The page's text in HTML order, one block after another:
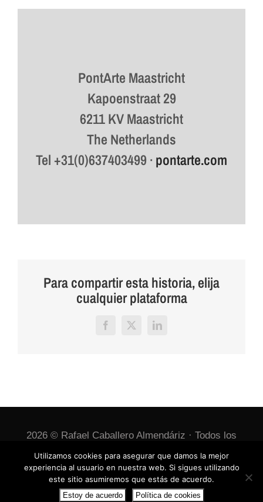
PontArte Maastricht
Kapoenstraat 29
6211 KV Maastricht
The Netherlands
Tel +31(0)637403499 · pontarte.com
Para compartir esta historia, elija
cualquier plataforma
Facebook
X LinkedIn
2026 © Rafael Caballero Almendáriz · Todos los
derechos reservados ·Política de cookies
Facebook
X Instagram
Utilizamos cookies para asegurar que damos la mejor
experiencia al usuario en nuestra web. Si sigues utilizando
este sitio asumiremos que estás de acuerdo.
Estoy de acuerdo Política de cookies